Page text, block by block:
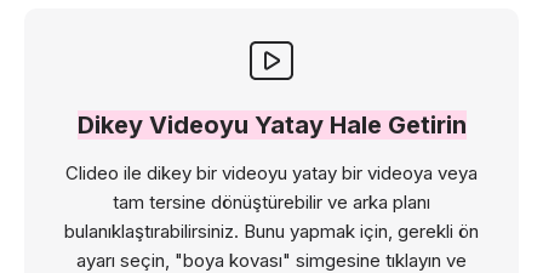
Dikey Videoyu Yatay Hale Getirin
Clideo ile dikey bir videoyu yatay bir videoya veya
tam tersine dönüştürebilir ve arka planı
bulanıklaştırabilirsiniz. Bunu yapmak için, gerekli ön
ayarı seçin, "boya kovası" simgesine tıklayın ve